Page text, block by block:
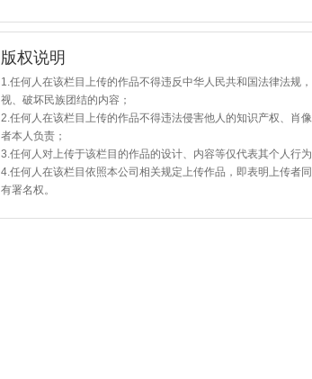
版权说明
1.任何人在该栏目上传的作品不得违反中华人民共和国法律法规
视、破坏民族团结的内容；
2.任何人在该栏目上传的作品不得违法侵害他人的知识产权、肖
者本人负责；
3.任何人对上传于该栏目的作品的设计、内容等仅代表其个人行
4.任何人在该栏目依照本公司相关规定上传作品，即表明上传者
有署名权。